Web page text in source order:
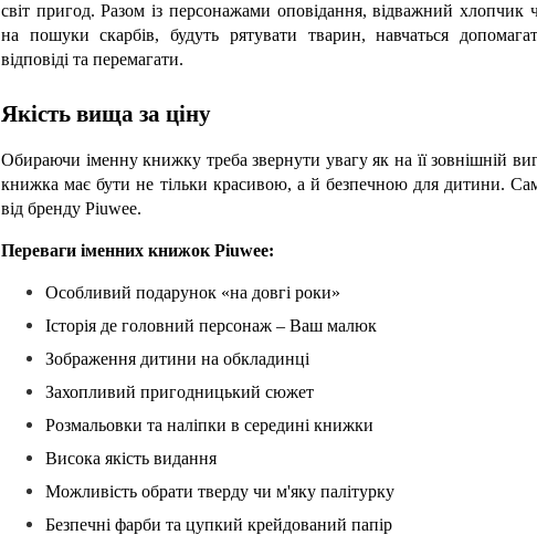
світ пригод. Разом із персонажами оповідання, відважний хлопчик
на пошуки скарбів, будуть рятувати тварин, навчаться
відповіді та перемагати.
Якість вища за ціну
Обираючи іменну книжку треба звернути увагу як на її зовнішній
книжка має бути не тільки красивою, а й безпечною для дитини.
від бренду Piuwee.
Переваги іменних книжок Piuwee:
Особливий подарунок «на довгі роки»
Історія де головний персонаж – Ваш малюк
Зображення дитини на обкладинці
Захопливий пригодницький сюжет
Розмальовки та наліпки в середині книжки
Висока якість видання
Можливість обрати тверду чи м'яку палітурку
Безпечні фарби та цупкий крейдований папір